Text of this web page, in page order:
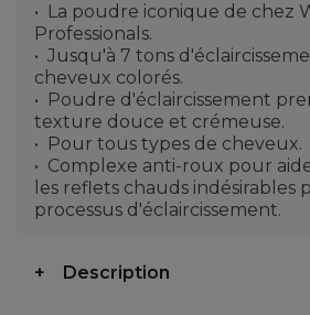
La poudre iconique de chez
Professionals.
Jusqu'à 7 tons
cheveux colorés.
Poudre d'éclaircissement
texture douce et crémeuse.
Pour tous types de cheveux.
Complexe anti-roux pour
les reflets chauds indésirables
processus d'éclaircissement.
Description